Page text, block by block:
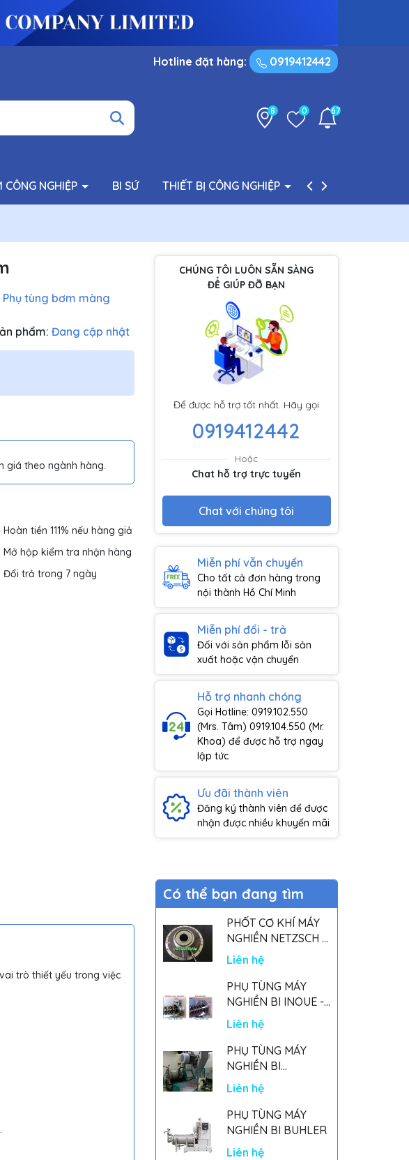
Hotline đặt hàng: 0919412442
8 0 67
CÔNG NGHIỆP BI SỨ THIẾT BỊ CÔNG NGHIỆP PHỤ TÙNG BƠM
Phụ tùng bơm màng
phẩm: Đang cập nhật
giá theo ngành hàng.
Hoàn tiền 111% nếu hàng giả
Mở hộp kiểm tra nhận hàng
Đổi trả trong 7 ngày
CHÚNG TÔI LUÔN SẴN SÀNG
ĐỂ GIÚP ĐỠ BẠN
Để được hỗ trợ tốt nhất. Hãy gọi
0919412442
Hoặc
Chat hỗ trợ trực tuyến
Chat với chúng tôi
Miễn phí vẫn chuyển
Cho tất cả đơn hàng trong
nội thành Hồ Chí Minh
Miễn phí đổi - trả
Đối với sản phẩm lỗi sản
xuất hoặc vận chuyển
Hỗ trợ nhanh chóng
Gọi Hotline: 0919.102.550
(Mrs. Tâm) 0919.104.550 (Mr.
Khoa) để được hỗ trợ ngay
lập tức
Ưu đãi thành viên
Đăng ký thành viên để được
nhận được nhiều khuyến mãi
trò thiết yếu trong việc
Có thể bạn đang tìm
PHỐT CƠ KHÍ MÁY
NGHIỀN NETZSCH -
GERMANY
Liên hệ
PHỤ TÙNG MÁY
NGHIỀN BI INOUE -
PARTS FOR MHGII-
50 MIGHTY MILL
MARK II
Liên hệ
PHỤ TÙNG MÁY
NGHIỀN BI
NETSZCH
Liên hệ
PHỤ TÙNG MÁY
NGHIỀN BI BUHLER
Liên hệ